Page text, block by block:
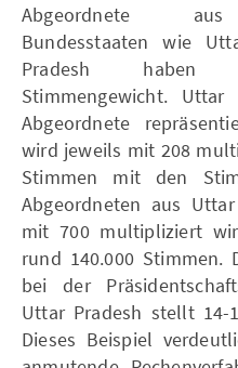
Abgeordnete aus
Bundesstaaten wie
Pradesh haben
Stimmengewicht.
Abgeordnete
wird jeweils mit 208
Stimmen mit den
Abgeordneten aus
mit 700 multipliziert
rund 140.000 Stimmen.
bei der
Uttar Pradesh stellt 14-
Dieses Beispiel